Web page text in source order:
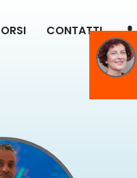
CONTATTI